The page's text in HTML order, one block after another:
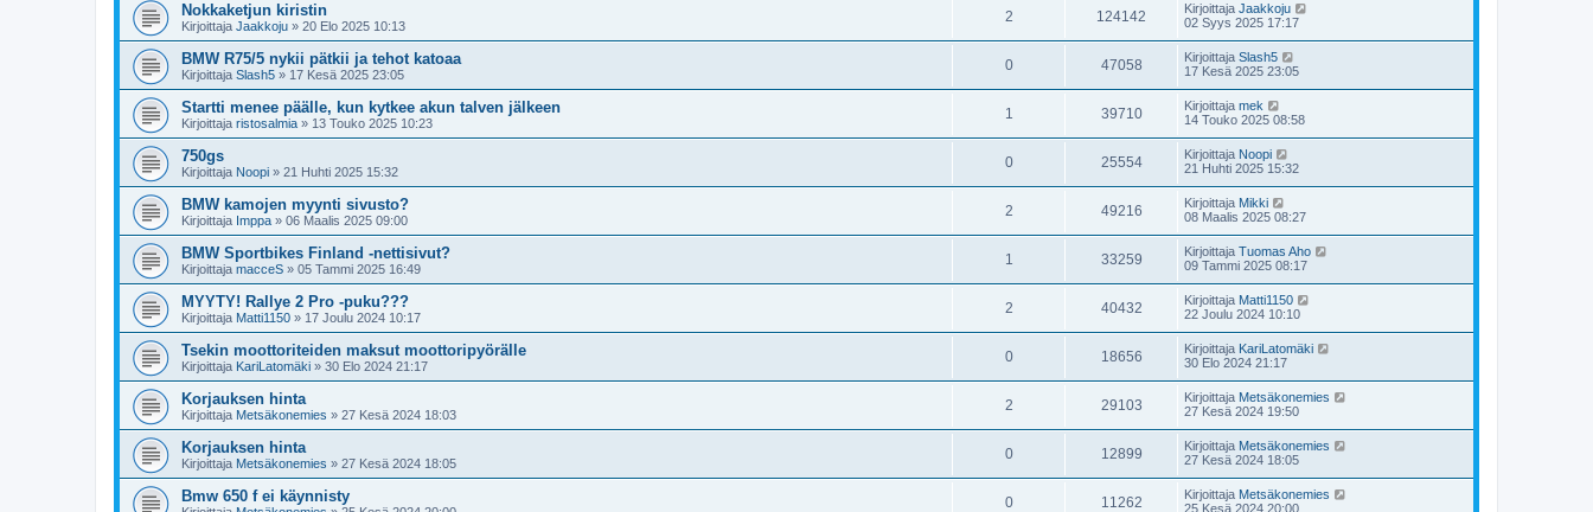
Nokkaketjun kiristin
Kirjoittaja Jaakkoju » 20 Elo 2025 10:13
2 124142 Kirjoittaja Jaakkoju
02 Syys 2025 17:17
BMW R75/5 nykii pätkii ja tehot katoaa
Kirjoittaja Slash5 » 17 Kesä 2025 23:05
0 47058 Kirjoittaja Slash5
17 Kesä 2025 23:05
Startti menee päälle, kun kytkee akun talven jälkeen
Kirjoittaja ristosalmia » 13 Touko 2025 10:23
1 39710 Kirjoittaja mek
14 Touko 2025 08:58
750gs
Kirjoittaja Noopi » 21 Huhti 2025 15:32
0 25554 Kirjoittaja Noopi
21 Huhti 2025 15:32
BMW kamojen myynti sivusto?
Kirjoittaja Imppa » 06 Maalis 2025 09:00
2 49216 Kirjoittaja Mikki
08 Maalis 2025 08:27
BMW Sportbikes Finland -nettisivut?
Kirjoittaja macceS » 05 Tammi 2025 16:49
1 33259 Kirjoittaja Tuomas Aho
09 Tammi 2025 08:17
MYYTY! Rallye 2 Pro -puku???
Kirjoittaja Matti1150 » 17 Joulu 2024 10:17
2 40432 Kirjoittaja Matti1150
22 Joulu 2024 10:10
Tsekin moottoriteiden maksut moottoripyörälle
Kirjoittaja KariLatomäki » 30 Elo 2024 21:17
0 18656 Kirjoittaja KariLatomäki
30 Elo 2024 21:17
Korjauksen hinta
Kirjoittaja Metsäkonemies » 27 Kesä 2024 18:03
2 29103 Kirjoittaja Metsäkonemies
27 Kesä 2024 19:50
Korjauksen hinta
Kirjoittaja Metsäkonemies » 27 Kesä 2024 18:05
0 12899 Kirjoittaja Metsäkonemies
27 Kesä 2024 18:05
Bmw 650 f ei käynnisty 0 11262 Kirjoittaja Metsäkonemies
25 Kesä 2024 20:00